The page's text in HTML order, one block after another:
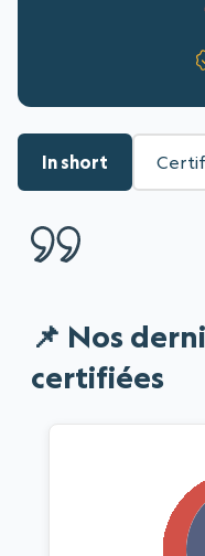
In short
📌 Nos
certifiées